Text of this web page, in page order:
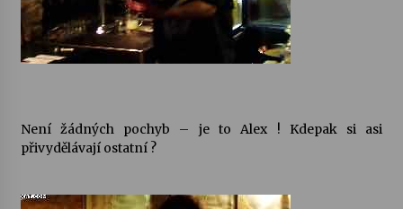
Není žádných pochyb – je to Alex ! Kdepak si asi
přivydělávají ostatní ?